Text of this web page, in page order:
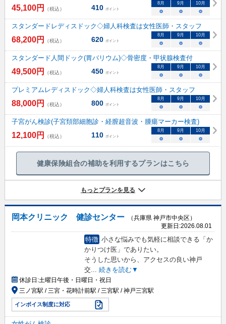
45,100円 （税込） 410 ポイント
8月 9月 10月
○ ○ ○
スタンダードレディスドック◇婦人科検査は女性医師・スタッフ
68,200円 （税込） 620 ポイント
8月 9月 10月
○ ○ ○
スタンダード人間ドック(胃バリウム)◇骨密度・甲状腺検査付
49,500円 （税込） 450 ポイント
8月 9月 10月
○ ○ ○
プレミアムレディスドック◇婦人科検査は女性医師・スタッフ
88,000円 （税込） 800 ポイント
8月 9月 10月
○ ○ ○
子宮がん検診(子宮頚部細胞診・経膣超音波・腫瘍マーカー検査)
12,100円 （税込） 110 ポイント
8月 9月 10月
○ ○ ○
健康保険組合の補助を利用するプランはこちら
もっとプランを見る
岡本クリニック 健診センター
（兵庫県 神戸市中央区）
更新日:2026.08.01
特徴 小さな悩みでも気軽に相談できる「か
かりつけ医」でありたい。
そうした思いから、アクセスの良い神戸
交
続きを読む▼
休診日:土曜日午後・日曜日・祝日
三ノ宮駅 / 三宮・花時計前駅 / 三宮駅 / 神戸三宮駅
インボイス制度に対応